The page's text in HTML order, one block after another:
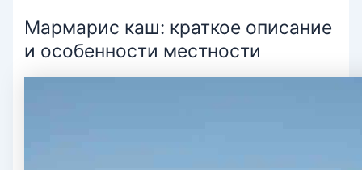
Мармарис каш: краткое описание
и особенности местности